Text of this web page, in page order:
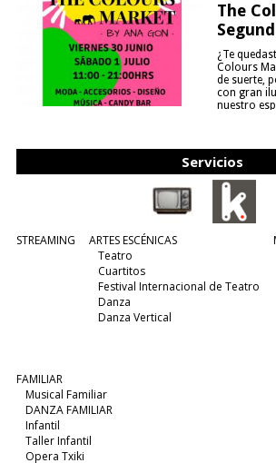
The
¿Te
Colours
de suerte,
con gran
nuestro
Servicios
STREAMING
ARTES ESCÉNICAS
Teatro
Cuartitos
Festival Internacional de Teatro
Danza
Danza Vertical
FAMILIAR
Musical Familiar
DANZA FAMILIAR
Infantil
Taller Infantil
Opera Txiki